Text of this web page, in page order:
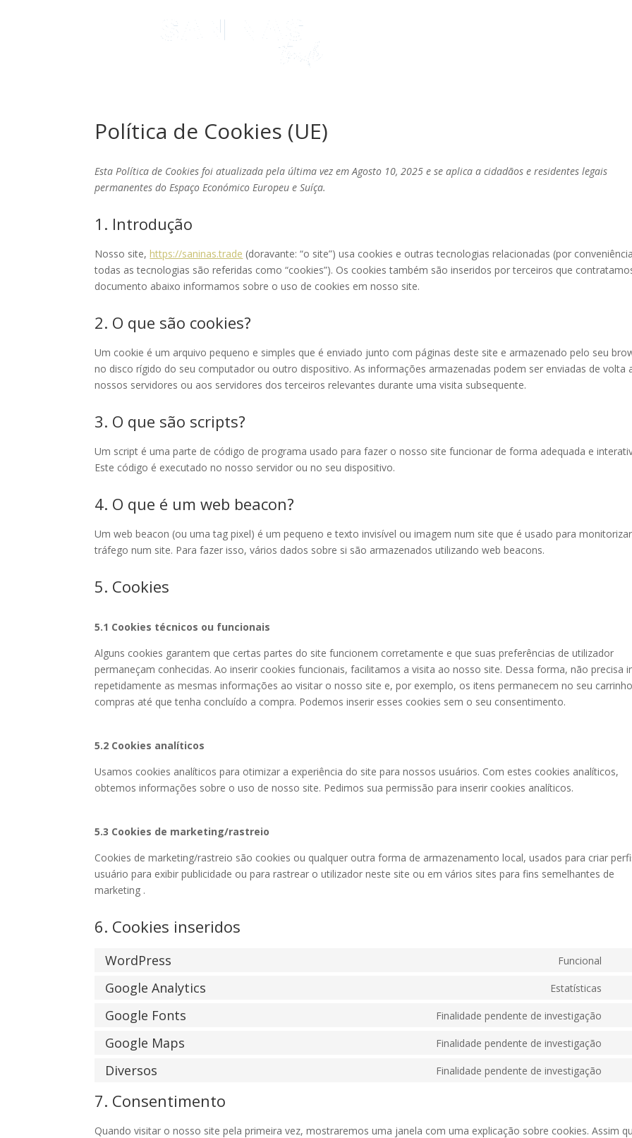
Política de Cookies (UE)
Esta Política de Cookies foi atualizada pela última vez em Agosto 10, 2025 e se aplica a cidadãos e residentes legais
permanentes do Espaço Económico Europeu e Suíça.
1. Introdução
Nosso site,https://saninas.trade (doravante: “o site”) usa cookies e outras tecnologias relacionadas (por conveniência
todas as tecnologias são referidas como “cookies”). Os cookies também são inseridos por terceiros que
documento abaixo informamos sobre o uso de cookies em nosso site.
2. O que são cookies?
Um cookie é um arquivo pequeno e simples que é enviado junto com páginas deste site e armazenado pelo seu
no disco rígido do seu computador ou outro dispositivo. As informações armazenadas podem ser enviadas de volta
nossos servidores ou aos servidores dos terceiros relevantes durante uma visita subsequente.
3. O que são scripts?
Um script é uma parte de código de programa usado para fazer o nosso site funcionar de forma adequada e
Este código é executado no nosso servidor ou no seu dispositivo.
4. O que é um web beacon?
Um web beacon (ou uma tag pixel) é um pequeno e texto invisível ou imagem num site que é usado para
tráfego num site. Para fazer isso, vários dados sobre si são armazenados utilizando web beacons.
5. Cookies
5.1 Cookies técnicos ou funcionais
Alguns cookies garantem que certas partes do site funcionem corretamente e que suas preferências de utilizador
permaneçam conhecidas. Ao inserir cookies funcionais, facilitamos a visita ao nosso site. Dessa forma, não precisa
repetidamente as mesmas informações ao visitar o nosso site e, por exemplo, os itens permanecem no seu
compras até que tenha concluído a compra. Podemos inserir esses cookies sem o seu consentimento.
5.2 Cookies analíticos
Usamos cookies analíticos para otimizar a experiência do site para nossos usuários. Com estes cookies analíticos,
obtemos informações sobre o uso de nosso site. Pedimos sua permissão para inserir cookies analíticos.
5.3 Cookies de marketing/rastreio
Cookies de marketing/rastreio são cookies ou qualquer outra forma de armazenamento local, usados para criar
usuário para exibir publicidade ou para rastrear o utilizador neste site ou em vários sites para fins semelhantes de
marketing .
6. Cookies inseridos
WordPress Funcional
Google Analytics Estatísticas
Google Fonts Finalidade pendente de investigação
Google Maps Finalidade pendente de investigação
Diversos Finalidade pendente de investigação
7. Consentimento
Quando visitar o nosso site pela primeira vez, mostraremos uma janela com uma explicação sobre cookies. Assim